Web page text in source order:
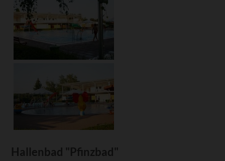
Hallenbad "Pfinzbad"